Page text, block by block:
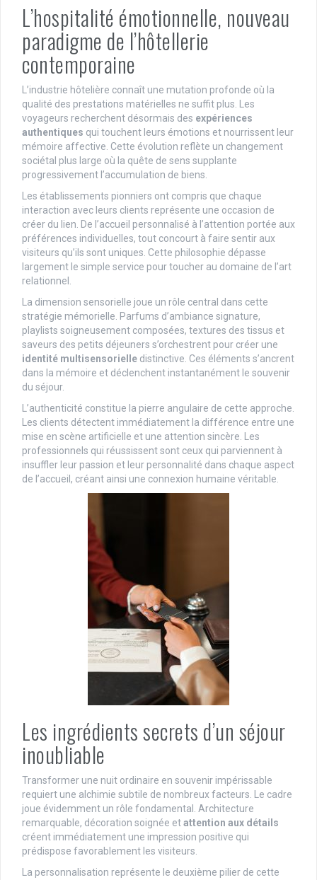
L’hospitalité émotionnelle, nouveau
paradigme de l’hôtellerie
contemporaine
L’industrie hôtelière connaît une mutation profonde où la
qualité des prestations matérielles ne suffit plus. Les
voyageurs recherchent désormais des expériences
authentiques qui touchent leurs émotions et nourrissent leur
mémoire affective. Cette évolution reflète un changement
sociétal plus large où la quête de sens supplante
progressivement l’accumulation de biens.
Les établissements pionniers ont compris que chaque
interaction avec leurs clients représente une occasion de
créer du lien. De l’accueil personnalisé à l’attention portée aux
préférences individuelles, tout concourt à faire sentir aux
visiteurs qu’ils sont uniques. Cette philosophie dépasse
largement le simple service pour toucher au domaine de l’art
relationnel.
La dimension sensorielle joue un rôle central dans cette
stratégie mémorielle. Parfums d’ambiance signature,
playlists soigneusement composées, textures des tissus et
saveurs des petits déjeuners s’orchestrent pour créer une
identité multisensorielle distinctive. Ces éléments s’ancrent
dans la mémoire et déclenchent instantanément le souvenir
du séjour.
L’authenticité constitue la pierre angulaire de cette approche.
Les clients détectent immédiatement la différence entre une
mise en scène artificielle et une attention sincère. Les
professionnels qui réussissent sont ceux qui parviennent à
insuffler leur passion et leur personnalité dans chaque aspect
de l’accueil, créant ainsi une connexion humaine véritable.
Les ingrédients secrets d’un séjour
inoubliable
Transformer une nuit ordinaire en souvenir impérissable
requiert une alchimie subtile de nombreux facteurs. Le cadre
joue évidemment un rôle fondamental. Architecture
remarquable, décoration soignée etattention aux détails
créent immédiatement une impression positive qui
prédispose favorablement les visiteurs.
La personnalisation représente le deuxième pilier de cette